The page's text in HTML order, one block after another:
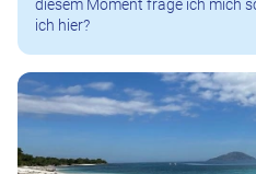
diesem Moment frage ich mich
ich hier?